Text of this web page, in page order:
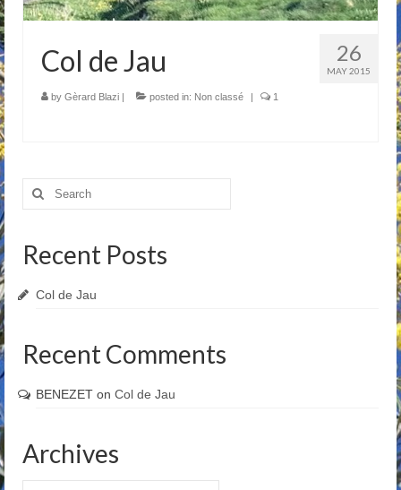
26
MAY 2015
Col de Jau
by Gèrard Blazi | posted in: Non classé | 1
Search
Recent Posts
Col de Jau
Recent Comments
BENEZET on Col de Jau
Archives